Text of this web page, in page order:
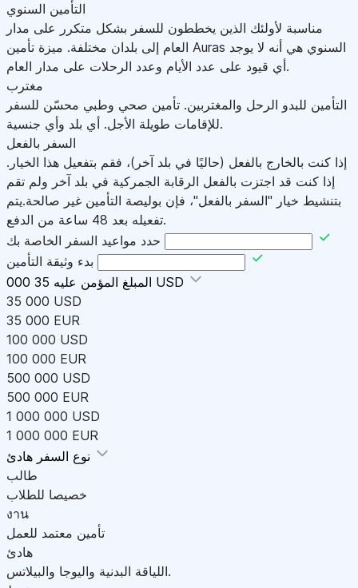
التأمين السنوي
مناسبة لأولئك الذين يخططون للسفر بشكل متكرر على مدار
العام إلى بلدان مختلفة. ميزة تأمين Auras السنوي هي أنه لا يوجد
أي قيود على عدد الأيام وعدد الرحلات على مدار العام.
مغترب
التأمين للبدو الرحل والمغتربين. تأمين صحي وطبي محسّن للسفر
للإقامات طويلة الأجل. أي بلد وأي جنسية.
السفر بالفعل
إذا كنت بالخارج بالفعل (حاليًا في بلد آخر)، فقم بتفعيل هذا الخيار.
إذا كنت قد اجتزت بالفعل الرقابة الجمركية في بلد آخر ولم تقم
بتنشيط خيار "السفر بالفعل"، فإن بوليصة التأمين غير صالحة.يتم
تفعيله بعد 48 ساعة من الدفع.
حدد مواعيد السفر الخاصة بك
بدء وثيقة التأمين
المبلغ المؤمن عليه 35 000 USD
35 000 USD
35 000 EUR
100 000 USD
100 000 EUR
500 000 USD
500 000 EUR
1 000 000 USD
1 000 000 EUR
نوع السفر
طالب
خصيصا للطلاب
งาน
تأمين معتمد للعمل
هادئ
اللياقة البدنية واليوجا والبيلاتس.